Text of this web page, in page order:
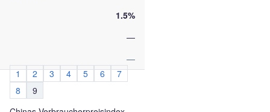
1.5%
—
—
1
2 3 4 5 6
7
8
9